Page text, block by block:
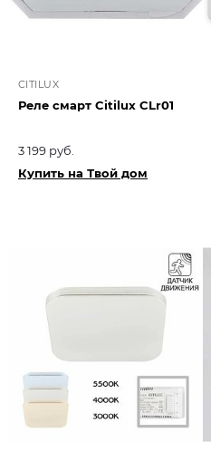
CITILUX
Реле смарт Citilux CLr01
3 199 руб.
Купить на Твой дом